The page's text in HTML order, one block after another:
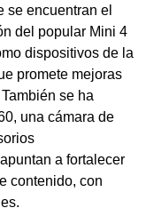
se encuentran el
del popular Mini 4
dispositivos de la
promete mejoras
se ha
una cámara de
a fortalecer
contenido, con